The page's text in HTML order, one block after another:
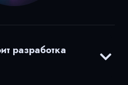
разработка